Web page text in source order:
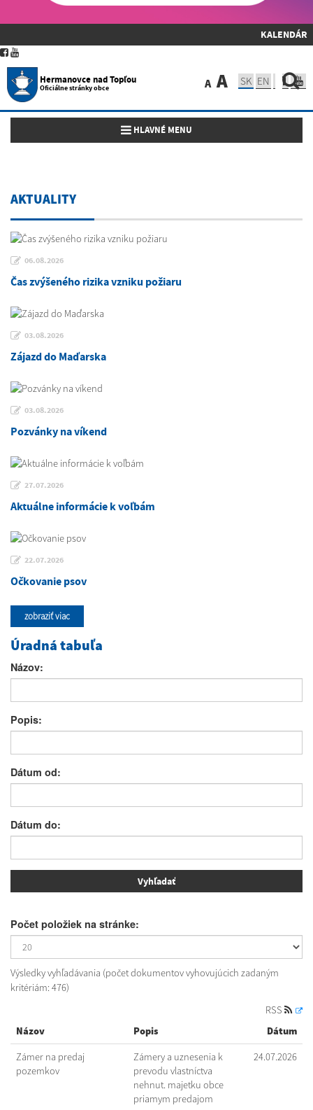
KALENDÁR
Hermanovce nad Topľou
Oficiálne stránky obce A A SK EN
Toggle navigation
HLAVNÉ MENU
AKTUALITY
06.08.2026
Čas zvýšeného rizika vzniku požiaru
03.08.2026
Zájazd do Maďarska
03.08.2026
Pozvánky na víkend
27.07.2026
Aktuálne informácie k voľbám
22.07.2026
Očkovanie psov
zobraziť viac
Úradná tabuľa
Názov:
Popis:
Dátum od:
Dátum do:
Počet položiek na stránke:
Výsledky vyhľadávania (počet dokumentov vyhovujúcich zadaným
kritériám: 476)
RSS
Názov
Popis Dátum
Zámer na predaj
pozemkov
Zámery a uznesenia k
prevodu vlastníctva
nehnut. majetku obce
priamym predajom
24.07.2026